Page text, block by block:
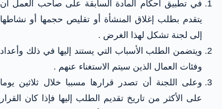
في تطبيق أحكام المادة السابقة على صاحب العمل أن
يتقدم بطلب إغلاق المنشأة أو تقليص حجمها أو نشاطها
إلى لجنة تشكل لهذا الغرض .
ويتضمن الطلب الأسباب التي يستند إليها في ذلك وأعداد
وفئات العمال الذين سيتم الاستغناء عنهم .
وعلى اللجنة أن تصدر قرارها مسببا خلال ثلاثين يوما
على الأكثر من تاريخ تقديم الطلب إليها فإذا كان القرار